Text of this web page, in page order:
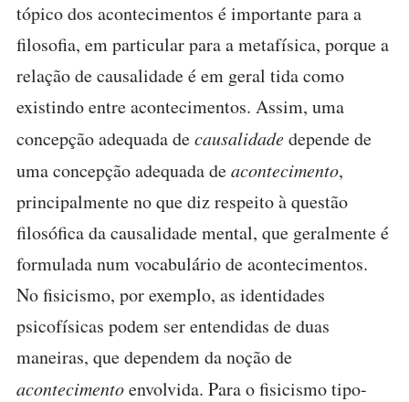
tópico dos acontecimentos é importante para a
filosofia, em particular para a metafísica, porque a
relação de causalidade é em geral tida como
existindo entre acontecimentos. Assim, uma
concepção adequada decausalidadedepende de
uma concepção adequada deacontecimento,
principalmente no que diz respeito à questão
filosófica da causalidade mental, que geralmente é
formulada num vocabulário de acontecimentos.
No fisicismo, por exemplo, as identidades
psicofísicas podem ser entendidas de duas
maneiras, que dependem da noção de
acontecimentoenvolvida. Para o fisicismo tipo-